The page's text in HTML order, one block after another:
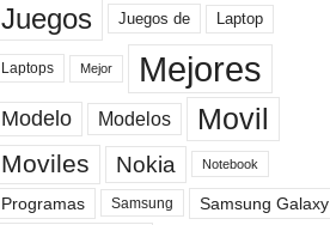
Juegos Juegos de Laptop
Laptops Mejor Mejores
Modelo Modelos Movil
Moviles Nokia Notebook
Programas Samsung Samsung Galaxy